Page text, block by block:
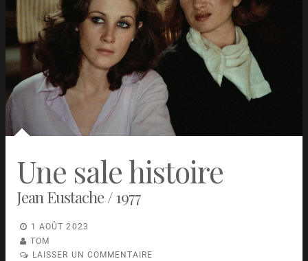
Une sale histoire
Jean Eustache / 1977
1 AOÛT 2023
TOM
LAISSER UN COMMENTAIRE